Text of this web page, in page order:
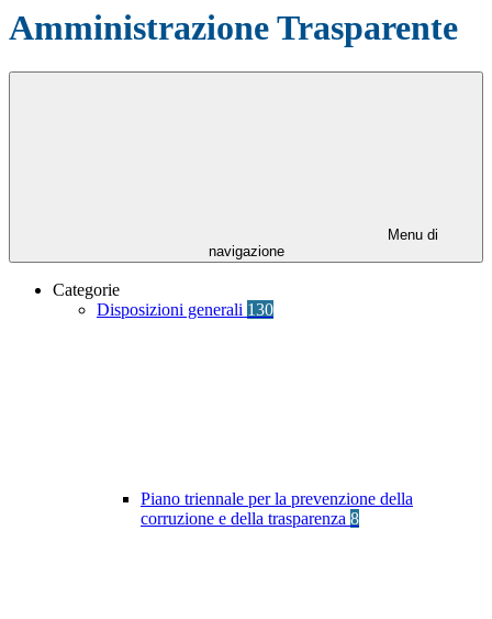
Amministrazione Trasparente
Menu di
navigazione
Categorie
Disposizioni generali 130
Piano triennale per la prevenzione della
corruzione e della trasparenza 8